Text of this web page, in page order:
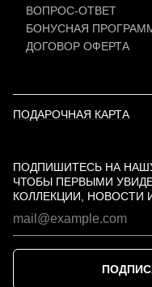
ВОПРОС-ОТВЕТ
БОНУСНАЯ
ДОГОВОР ОФЕРТА
ПОДАРОЧНАЯ КАРТА
ПОДПИШИТЕСЬ НА НАШУ
ЧТОБЫ ПЕРВЫМИ
КОЛЛЕКЦИИ, НОВОСТИ